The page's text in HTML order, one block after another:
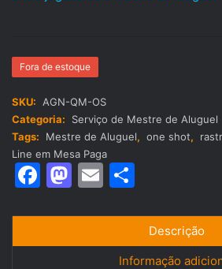
Fora de estoque
SKU:
AGN-QM-OS
Categoria:
Serviço de Mestre de Aluguel
Tags:
Mestre de Aluguel, one shot,
Line em Mesa Paga
F
c
e
M
st
o
E
ai
l
ar
e
Descrição
Informação